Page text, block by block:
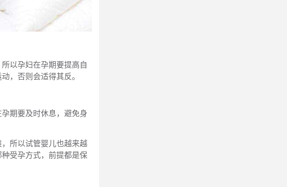
以孕妇在孕期要提高自
，否则会适得其反。
期要及时休息，避免身
所以试管婴儿也越来越
受孕方式，前提都是保